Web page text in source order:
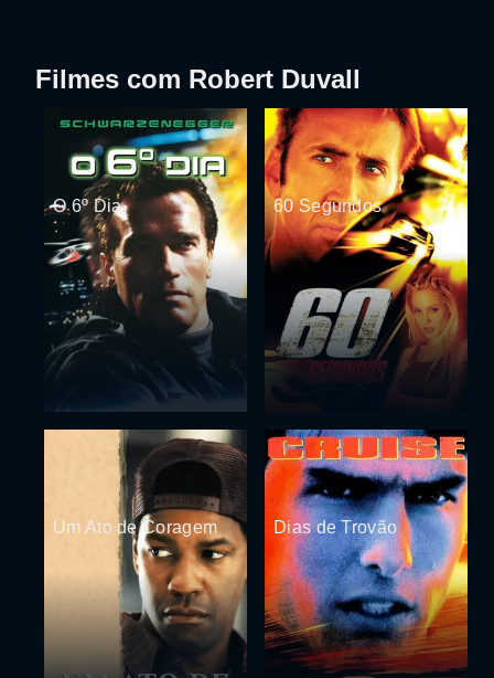
Filmes com Robert Duvall
O 6º Dia 60 Segundos
Um Ato de Coragem Dias de Trovão